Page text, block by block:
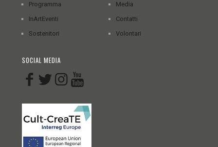
Programma
InArtEventi
Sostenitori
Media
Contatti
Volontari
SOCIAL MEDIA